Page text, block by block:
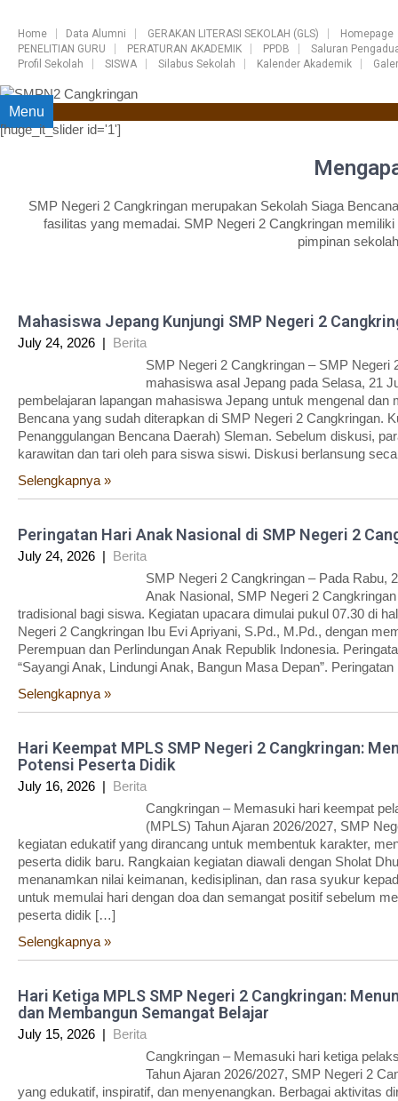
Home Data Alumni GERAKAN LITERASI SEKOLAH (GLS)
Homepage
PENELITIAN GURU
PERATURAN AKADEMIK PPDB
Saluran
Profil Sekolah
SISWA Silabus Sekolah Kalender Akademik
Menu
[huge_it_slider id='1']
SMP Negeri 2 Cangkringan merupakan Sekolah Siaga
fasilitas yang memadai. SMP Negeri 2 Cangkringan
pimpinan
Mahasiswa Jepang Kunjungi SMP Negeri 2
July 24, 2026 | Berita
SMP Negeri 2 Cangkringan – SMP
mahasiswa asal Jepang pada Selasa, 21
pembelajaran lapangan mahasiswa Jepang untuk mengenal
Bencana yang sudah diterapkan di SMP Negeri 2 Cangkringan.
Penanggulangan Bencana Daerah) Sleman. Sebelum diskusi,
karawitan dan tari oleh para siswa siswi. Diskusi berlansung
Selengkapnya »
Peringatan Hari Anak Nasional di SMP Negeri 2
July 24, 2026 | Berita
SMP Negeri 2 Cangkringan – Pada Rabu,
Anak Nasional, SMP Negeri 2
tradisional bagi siswa. Kegiatan upacara dimulai pukul 07.30 di
Negeri 2 Cangkringan Ibu Evi Apriyani, S.Pd., M.Pd., dengan
Perempuan dan Perlindungan Anak Republik Indonesia.
“Sayangi Anak, Lindungi Anak, Bangun Masa Depan”.
Selengkapnya »
Hari Keempat MPLS SMP Negeri 2 Cangkringan:
Potensi Peserta Didik
July 16, 2026 | Berita
Cangkringan – Memasuki hari keempat
(MPLS) Tahun Ajaran 2026/2027, SMP
kegiatan edukatif yang dirancang untuk membentuk karakter,
peserta didik baru. Rangkaian kegiatan diawali dengan Sholat
menanamkan nilai keimanan, kedisiplinan, dan rasa syukur
untuk memulai hari dengan doa dan semangat positif sebelum
peserta didik […]
Selengkapnya »
Hari Ketiga MPLS SMP Negeri 2 Cangkringan:
dan Membangun Semangat Belajar
July 15, 2026 | Berita
Cangkringan – Memasuki hari ketiga
Tahun Ajaran 2026/2027, SMP Negeri 2
yang edukatif, inspiratif, dan menyenangkan. Berbagai aktivitas